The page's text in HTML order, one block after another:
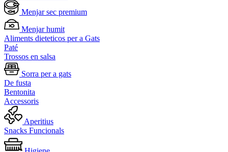
Menjar sec premium
Menjar humit
Aliments dieteticos per a Gats
Paté
Trossos en salsa
Sorra per a gats
De fusta
Bentonita
Accessoris
Aperitius
Snacks Funcionals